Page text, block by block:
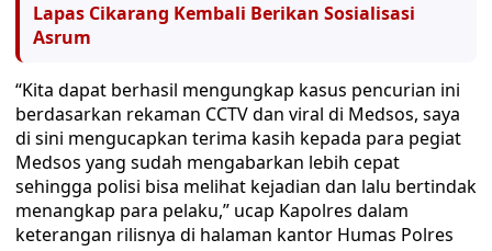
Lapas Cikarang Kembali Berikan Sosialisasi
Asrum
“Kita dapat berhasil mengungkap kasus pencurian ini
berdasarkan rekaman CCTV dan viral di Medsos, saya
di sini mengucapkan terima kasih kepada para pegiat
Medsos yang sudah mengabarkan lebih cepat
sehingga polisi bisa melihat kejadian dan lalu bertindak
menangkap para pelaku,” ucap Kapolres dalam
keterangan rilisnya di halaman kantor Humas Polres